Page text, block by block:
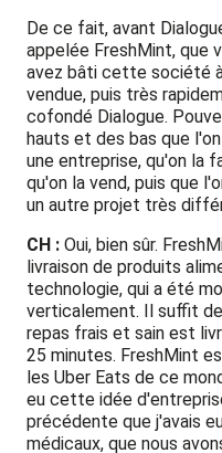
De ce fait, avant
appelée FreshMint, que
avez bâti cette société
vendue, puis très
cofondé Dialogue.
hauts et des bas que
une entreprise, qu'on la
qu'on la vend, puis que
un autre projet très
CH : Oui, bien sûr.
livraison de produits
technologie, qui a été
verticalement. Il suffit
repas frais et sain est
25 minutes. FreshMint
les Uber Eats de ce
eu cette idée
précédente que j'avais
médicaux, que nous